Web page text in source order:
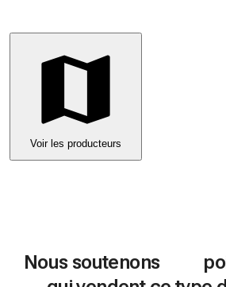
Voir les producteurs
Nous soutenons